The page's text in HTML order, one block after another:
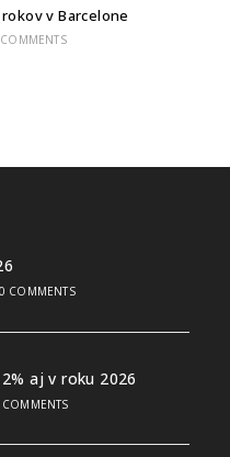
v Barcelone
0 COMMENTS
aj v roku 2026